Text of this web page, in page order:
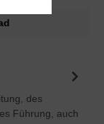
des
Führung, auch